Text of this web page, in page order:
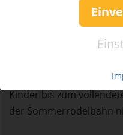
Ausgestattet mit einer
lockt die
Kinder bis zum
Kinder bis zum
der Sommerrodelbahn